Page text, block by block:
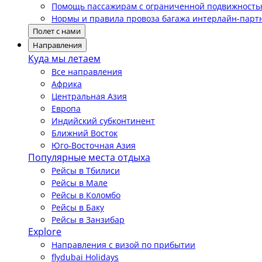
Помощь пассажирам с ограниченной
Нормы и правила провоза багажа интерлайн-
Полет с нами
Направления
Куда мы летаем
Все направления
Африка
Центральная Азия
Европа
Индийский субконтинент
Ближний Восток
Юго-Восточная Азия
Популярные места отдыха
Рейсы в Тбилиси
Рейсы в Мале
Рейсы в Коломбо
Рейсы в Баку
Рейсы в Занзибар
Explore
Направления с визой по прибытии
flydubai Holidays